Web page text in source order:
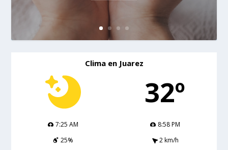
Clima en Juarez
32º
7:25 AM
8:58 PM
25%
2 km/h